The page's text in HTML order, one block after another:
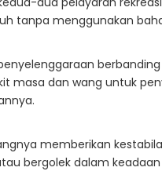
tanpa menggunakan
masa dan wang untuk
memberikan
bergolek dalam